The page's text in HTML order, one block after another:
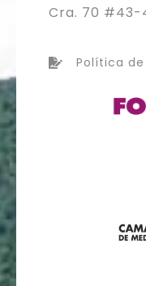
Cra. 70 #43-
Política de